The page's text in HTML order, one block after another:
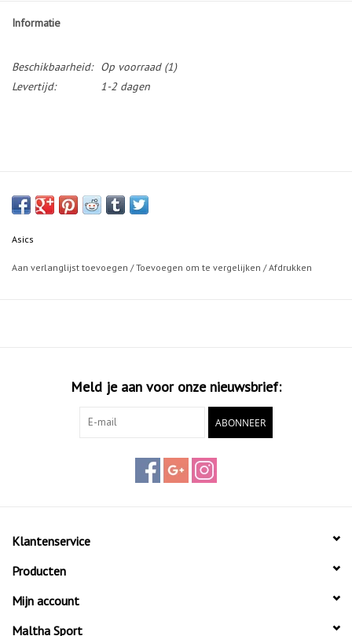
Informatie
Beschikbaarheid: Op voorraad(1)
Levertijd:
1-2 dagen
Asics
Aan verlanglijst toevoegen /Toevoegen om te vergelijken /Afdrukken
Meld je aan voor onze nieuwsbrief:
ABONNEER
Klantenservice
Producten
Mijn account
Maltha Sport